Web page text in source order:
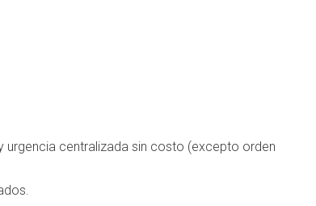
urgencia centralizada sin costo (excepto orden